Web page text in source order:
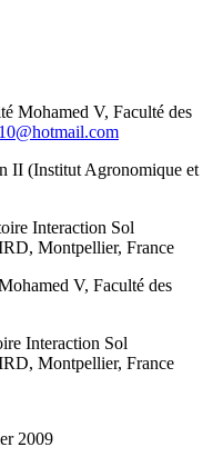
Mohamed V, Faculté des
II (Institut Agronomique et
Interaction Sol
Montpellier, France
V, Faculté des
Interaction Sol
Montpellier, France
2009